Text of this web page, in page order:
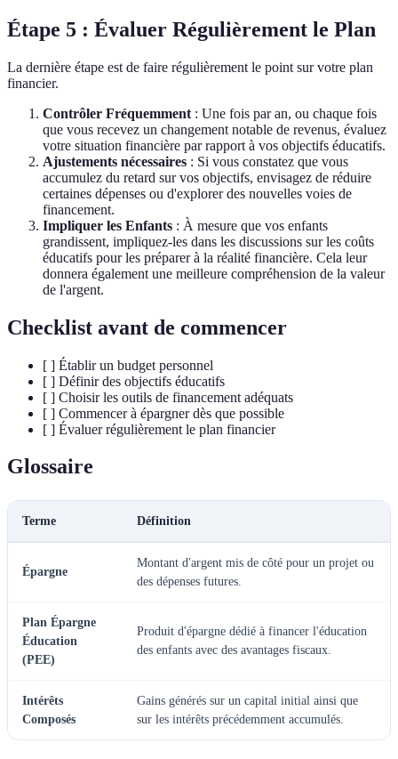
Étape 5 : Évaluer Régulièrement le Plan
La dernière étape est de faire régulièrement le point sur votre plan
financier.
Contrôler Fréquemment : Une fois par an, ou chaque fois
que vous recevez un changement notable de revenus, évaluez
votre situation financière par rapport à vos objectifs éducatifs.
Ajustements nécessaires : Si vous constatez que vous
accumulez du retard sur vos objectifs, envisagez de réduire
certaines dépenses ou d'explorer des nouvelles voies de
financement.
Impliquer les Enfants : À mesure que vos enfants
grandissent, impliquez-les dans les discussions sur les coûts
éducatifs pour les préparer à la réalité financière. Cela leur
donnera également une meilleure compréhension de la valeur
de l'argent.
Checklist avant de commencer
[ ] Établir un budget personnel
[ ] Définir des objectifs éducatifs
[ ] Choisir les outils de financement adéquats
[ ] Commencer à épargner dès que possible
[ ] Évaluer régulièrement le plan financier
Glossaire
Terme Définition
Épargne
Montant d'argent mis de côté pour un projet ou
des dépenses futures.
Plan Épargne
Éducation
(PEE)
Produit d'épargne dédié à financer l'éducation
des enfants avec des avantages fiscaux.
Intérêts
Composés
Gains générés sur un capital initial ainsi que
sur les intérêts précédemment accumulés.